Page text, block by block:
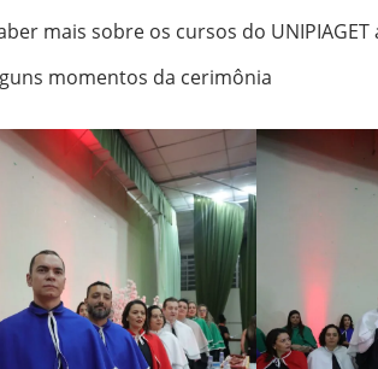
mais sobre os cursos do UNIPIAGET
momentos da cerimônia